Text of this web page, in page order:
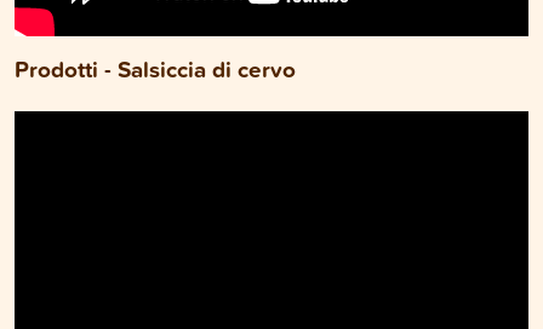
Prodotti - Salsiccia di cervo